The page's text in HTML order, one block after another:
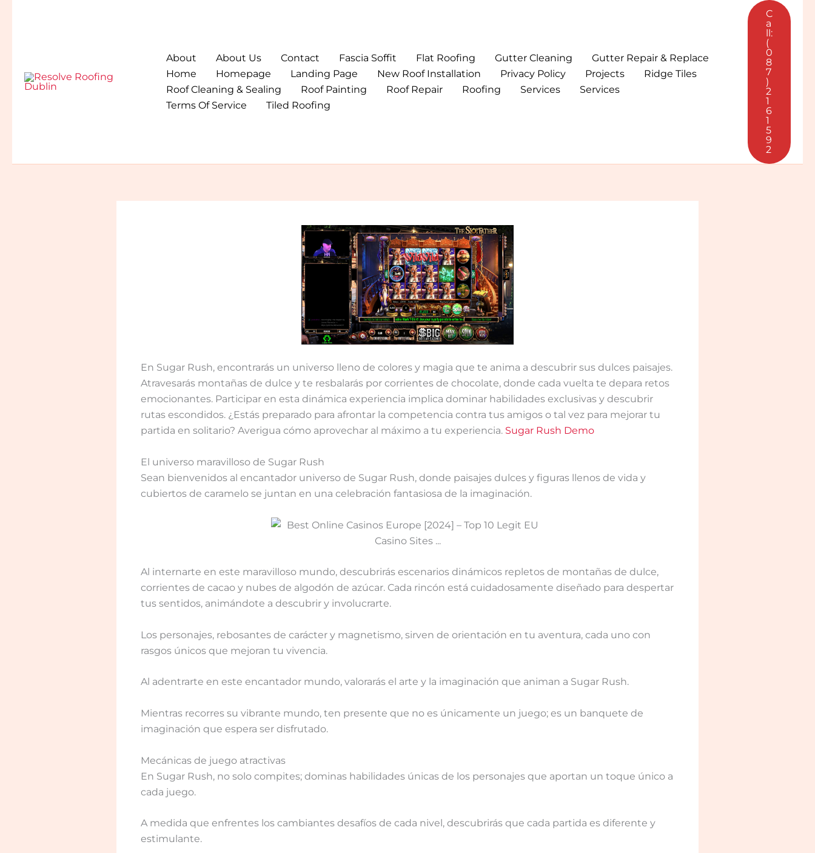
About
About Us Contact Fascia Soffit Flat Roofing Gutter Cleaning
Gutter Repair & Replace
Home
Homepage Landing Page New Roof Installation Privacy Policy Projects
Ridge Tiles
Roof Cleaning & Sealing
Roof Painting Roof Repair Roofing Services
Services
Terms Of Service
Tiled Roofing
C
a
ll:
(
0
8
7
)
2
1
6
1
5
9
2
En Sugar Rush, encontrarás un universo lleno de colores y magia que te anima a descubrir sus dulces paisajes.
Atravesarás montañas de dulce y te resbalarás por corrientes de chocolate, donde cada vuelta te depara retos
emocionantes. Participar en esta dinámica experiencia implica dominar habilidades exclusivas y descubrir
rutas escondidos. ¿Estás preparado para afrontar la competencia contra tus amigos o tal vez para mejorar tu
partida en solitario? Averigua cómo aprovechar al máximo a tu experiencia. Sugar Rush Demo
El universo maravilloso de Sugar Rush
Sean bienvenidos al encantador universo de Sugar Rush, donde paisajes dulces y figuras llenos de vida y
cubiertos de caramelo se juntan en una celebración fantasiosa de la imaginación.
Al internarte en este maravilloso mundo, descubrirás escenarios dinámicos repletos de montañas de dulce,
corrientes de cacao y nubes de algodón de azúcar. Cada rincón está cuidadosamente diseñado para despertar
tus sentidos, animándote a descubrir y involucrarte.
Los personajes, rebosantes de carácter y magnetismo, sirven de orientación en tu aventura, cada uno con
rasgos únicos que mejoran tu vivencia.
Al adentrarte en este encantador mundo, valorarás el arte y la imaginación que animan a Sugar Rush.
Mientras recorres su vibrante mundo, ten presente que no es únicamente un juego; es un banquete de
imaginación que espera ser disfrutado.
Mecánicas de juego atractivas
En Sugar Rush, no solo compites; dominas habilidades únicas de los personajes que aportan un toque único a
cada juego.
A medida que enfrentes los cambiantes desafíos de cada nivel, descubrirás que cada partida es diferente y
estimulante.